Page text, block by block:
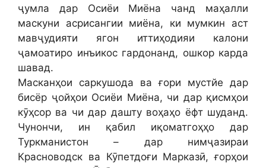
ҷумла дар Осиёи Миёна чанд маҳалли
маскуни асрисангии миёна, ки мумкин аст
мавҷудияти ягон иттиҳодияи калони
ҷамоатиро инъикос гардонанд, ошкор карда
шавад.
Масканҳои саркушода ва ғори мустйе дар
бисёр ҷойҳои Осиёи Миёна, чи дар қисмҳои
кӯҳсор ва чи дар дашту воҳаҳо ёфт шуданд.
Чунончи, ин қабил иқоматгоҳҳо дар
Туркманистон – дар нимҷазираи
Красноводск ва Кӯпетдоғи Марказӣ, ғорҳои